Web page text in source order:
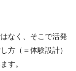
なく、そこで活発
方（＝体験設計）
す。